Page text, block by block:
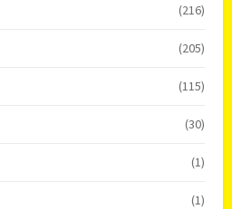
(216)
(205)
(115)
(30)
(1)
(1)